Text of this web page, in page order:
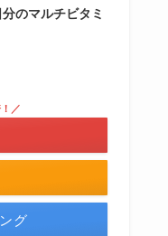
のマルチビタミ
／
グ